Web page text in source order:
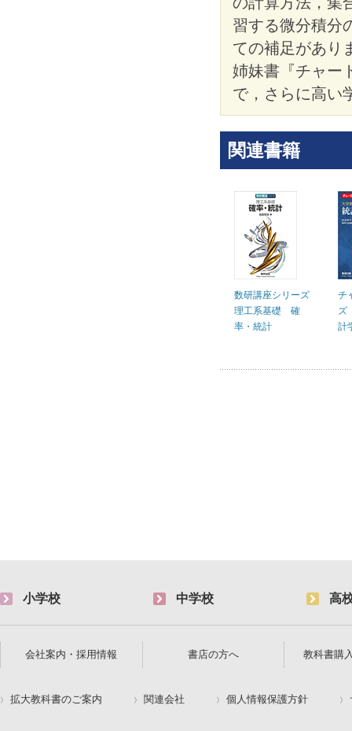
習する微分積分
ての補足があり
姉妹書『チャ
で，さらに高い
関連書籍
数研講座シリーズ
理工系基礎 確
率・統計
チ
ズ
計
小学校 中学校 高
会社案内・採用情報 書店の方へ 教科書購
拡大教科書のご案内 関連会社 個人情報保護方針